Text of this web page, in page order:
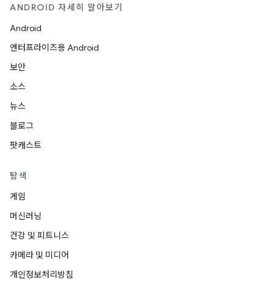
ANDROID 자세히 알아보기
Android
엔터프라이즈용 Android
보안
소스
뉴스
블로그
팟캐스트
탐색
게임
머신러닝
건강 및 피트니스
카메라 및 미디어
개인정보처리방침